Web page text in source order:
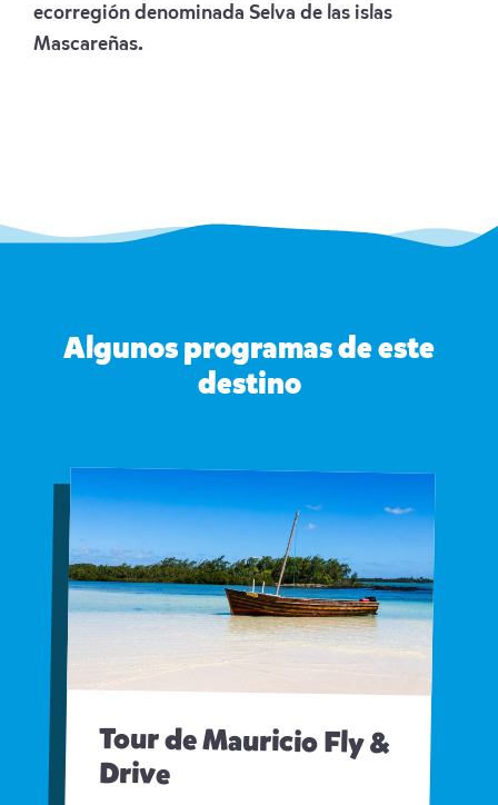
ecorregión denominada Selva de las islas
Mascareñas.
Algunos programas de este
destino
Tour de Mauricio Fly &
Drive